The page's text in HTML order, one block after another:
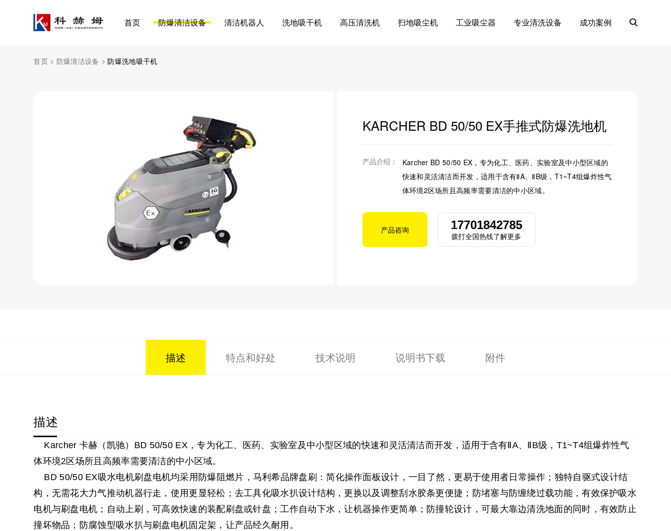
首页 防爆清洁设备 清洁机器人 洗地吸干机 高压清洗机 扫地吸尘机 工业吸尘器 专业清洗设备 成功案例
首页> 防爆清洁设备 >防爆洗地吸干机
KARCHER BD 50/50 EX手推式防爆洗地机
产品介绍：
Karcher BD 50/50 EX，专为化工、医药、实验室及中小型区域的
快速和灵活清洁而开发，适用于含有ⅡA、ⅡB级，T1~T4组爆炸性气
体环境2区场所且高频率需要清洁的中小区域。
产品咨询 17701842785
拨打全国热线了解更多
描述 特点和好处 技术说明 说明书下载 附件
描述
Karcher 卡赫（凯驰）BD 50/50 EX，专为化工、医药、实验室及中小型区域的快速和灵活清洁而开发，适用于含有ⅡA、ⅡB级，T1~T4组爆炸性气
体环境2区场所且高频率需要清洁的中小区域。
BD 50/50 EX吸水电机刷盘电机均采用防爆阻燃片，马利希品牌盘刷：简化操作面板设计，一目了然，更易于使用者日常操作；独特自驱式设计结
构，无需花大力气推动机器行走，使用更显轻松；去工具化吸水扒设计结构，更换以及调整刮水胶条更便捷；防堵塞与防缠绕过载功能，有效保护吸水
电机与刷盘电机；自动上刷，可高效快速的装配刷盘或针盘；工作自动下水，让机器操作更简单；防撞轮设计，可最大靠边清洗地面的同时，有效防止
撞坏物品；防腐蚀型吸水扒与刷盘电机固定架，让产品经久耐用。